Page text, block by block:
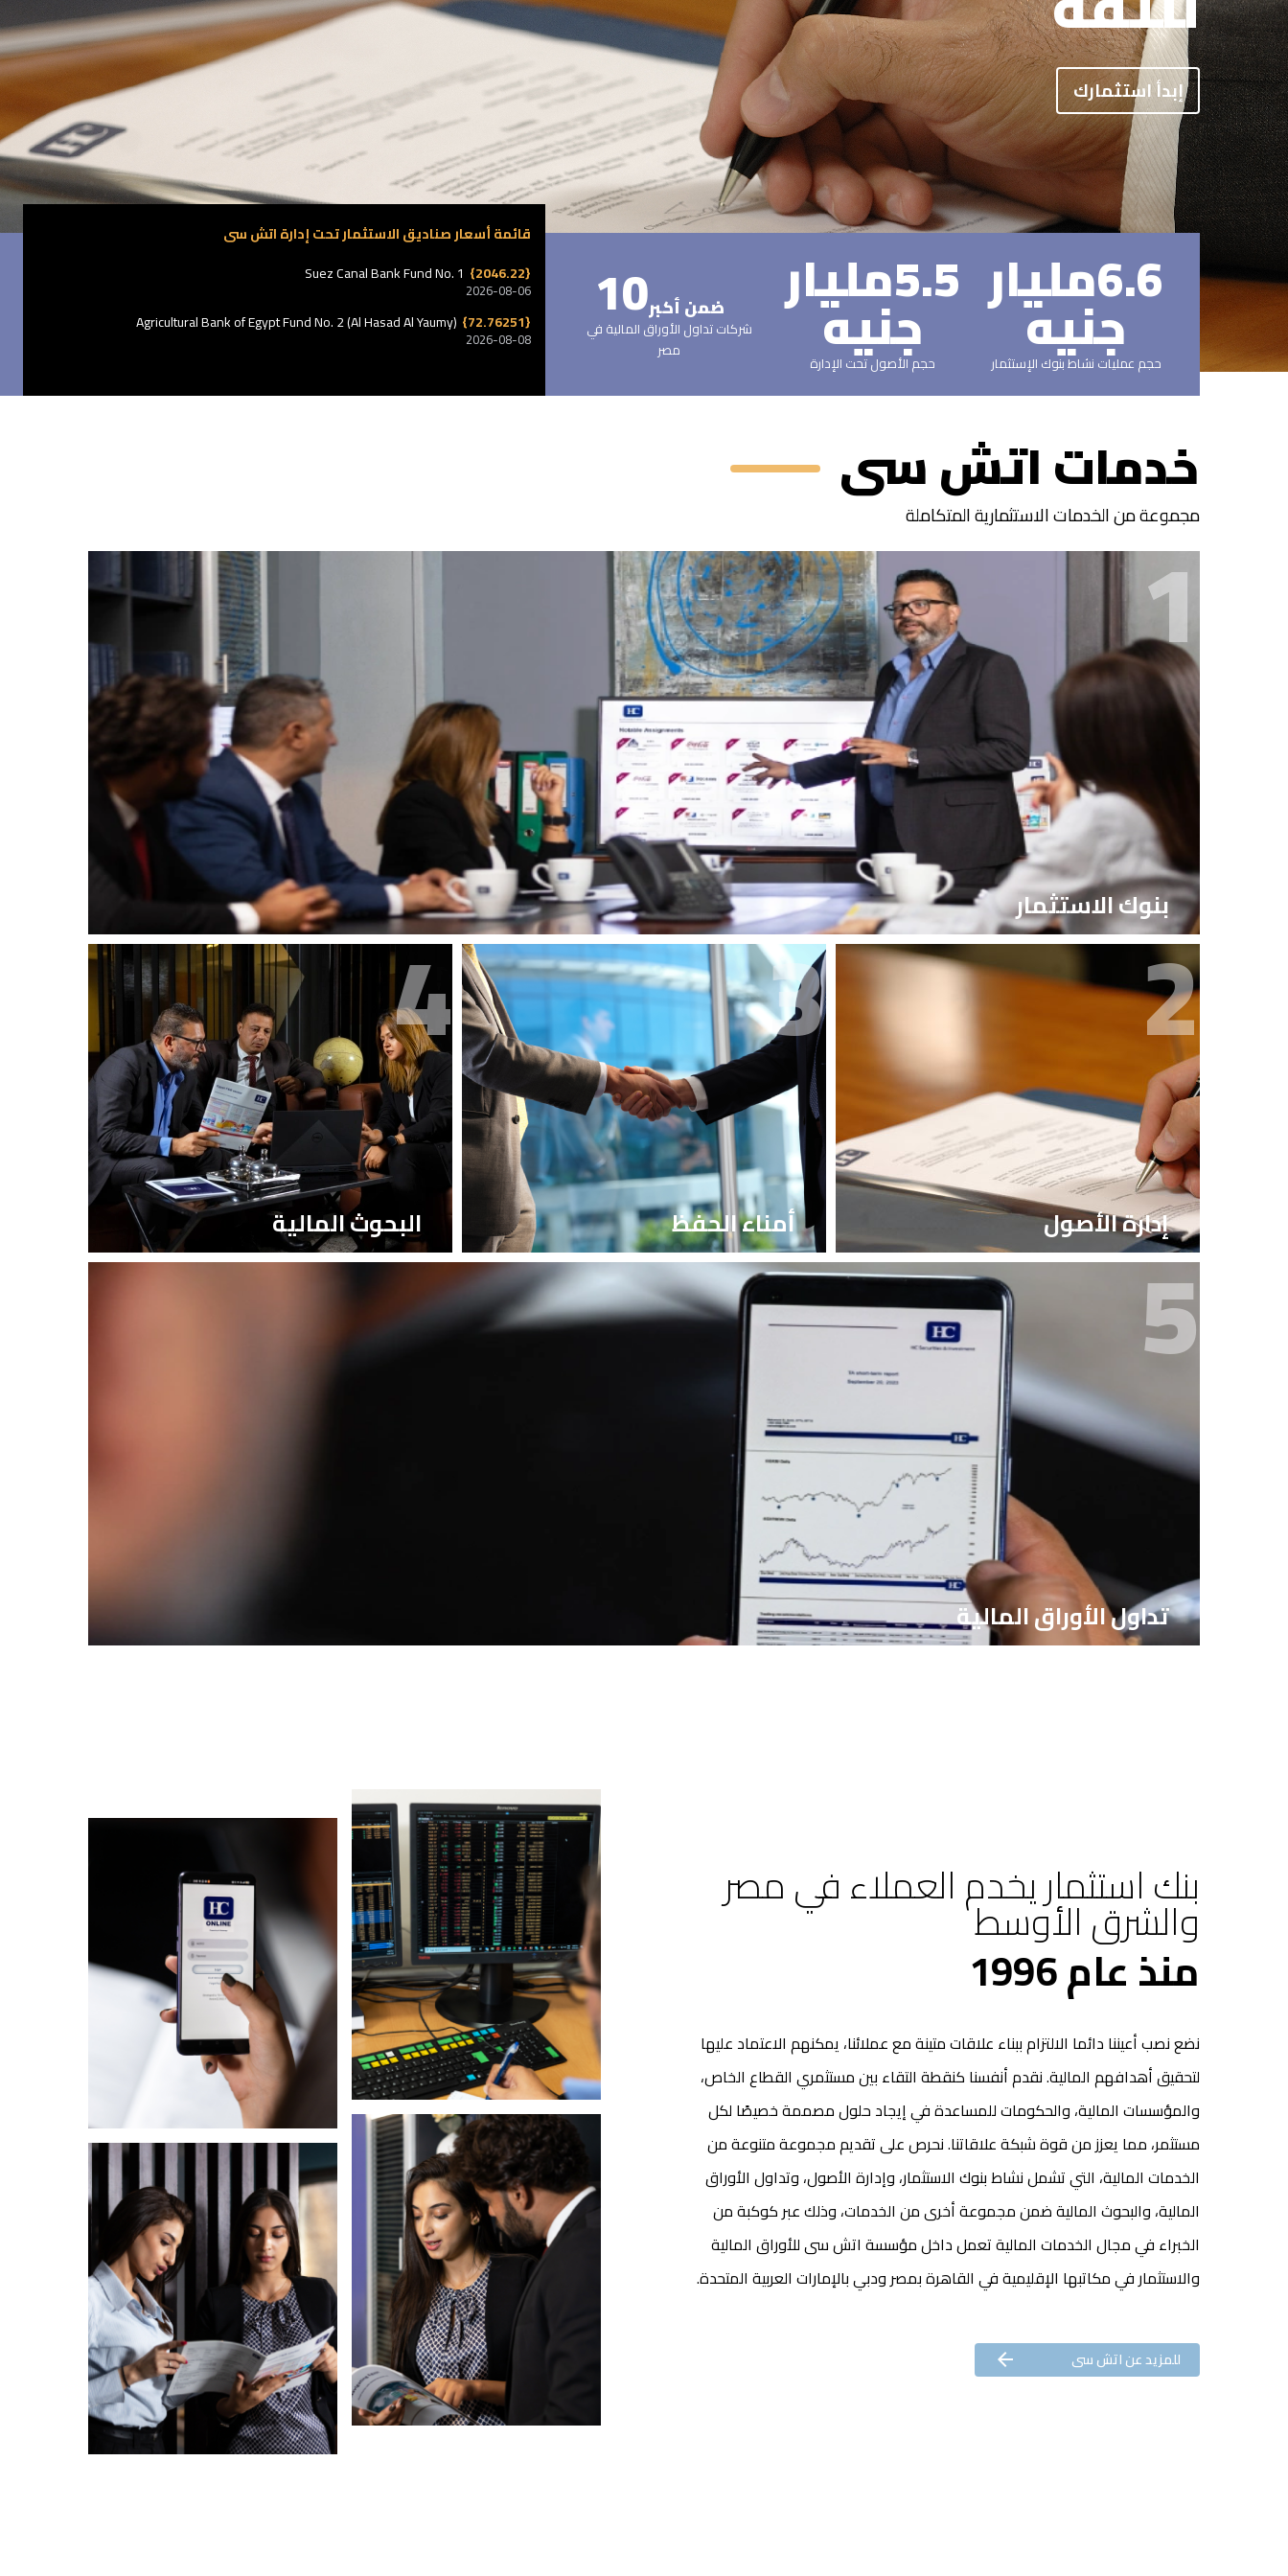
إبدأ استثمارك
6.6مليار
جنيه
حجم عمليات نشاط بنوك الإستثمار
5.5مليار
جنيه
حجم الأصول تحت الإدارة
10ضمن أكبر
شركات تداول الأوراق المالية في
مصر
قائمة أسعار صناديق الاستثمار تحت إدارة اتش سى
Suez Canal Bank Fund No. 1 {2046.22}
2026-08-06
Agricultural Bank of Egypt Fund No. 2 (Al Hasad Al Yaumy) {72.76251}
2026-08-08
FAB Misr (Etm’nan) Capital Preservation Fund
خدمات اتش سى
مجموعة من الخدمات الاستثمارية المتكاملة
1
بنوك الاستثمار2
إدارة الأصول
3
أمناء الحفظ
4
البحوث المالية 5
تداول الأوراق المالية
بنك استثمار يخدم العملاء في مصر
والشرق الأوسط
منذ عام 1996
نضع نصب أعيننا دائما الالتزام ببناء علاقات متينة مع عملائنا، يمكنهم الاعتماد عليها
لتحقيق أهدافهم المالية. نقدم أنفسنا كنقطة التقاء بين مستثمري القطاع الخاص،
والمؤسسات المالية، والحكومات للمساعدة في إيجاد حلول مصممة خصيصًا لكل
مستثمر، مما يعزز من قوة شبكة علاقاتنا. نحرص على تقديم مجموعة متنوعة من
الخدمات المالية، التي تشمل نشاط بنوك الاستثمار، وإدارة الأصول، وتداول الأوراق
المالية، والبحوث المالية ضمن مجموعة أخرى من الخدمات، وذلك عبر كوكبة من
الخبراء في مجال الخدمات المالية تعمل داخل مؤسسة اتش سى للأوراق المالية
والاستثمار في مكاتبها الإقليمية في القاهرة بمصر ودبي بالإمارات العربية المتحدة.
للمزيد عن اتش سى arrow_forward